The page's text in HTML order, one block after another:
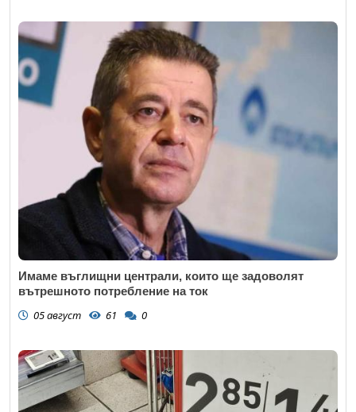
Имаме въглищни централи, които ще задоволят
вътрешното потребление на ток
05 август 61 0